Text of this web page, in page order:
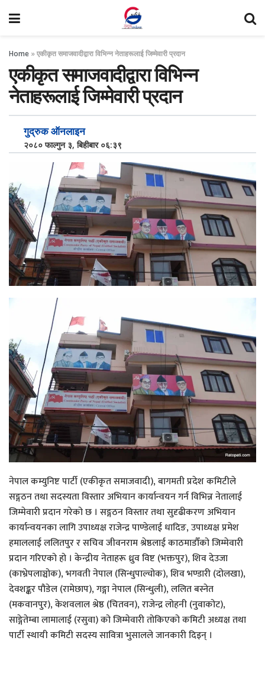
Home »एकीकृत समाजवादीद्वारा विभिन्न नेताहरूलाई जिम्मेवारी प्रदान
एकीकृत समाजवादीद्वारा विभिन्न
नेताहरूलाई जिम्मेवारी प्रदान
गुद्रुक ऑनलाइन
२०८० फाल्गुन ३, बिहीबार ०६:३९
नेपाल कम्युनिष्ट पार्टी (एकीकृत समाजवादी), बागमती प्रदेश कमिटीले
सङ्गठन तथा सदस्यता विस्तार अभियान कार्यान्वयन गर्न विभिन्न नेतालाई
जिम्मेवारी प्रदान गरेको छ । सङ्गठन विस्तार तथा सुदृढीकरण अभियान
कार्यान्वयनका लागि उपाध्यक्ष राजेन्द्र पाण्डेलाई धादिङ, उपाध्यक्ष प्रमेश
हमाललाई ललितपुर र सचिव जीवनराम श्रेष्ठलाई काठमाडौँको जिम्मेवारी
प्रदान गरिएको हो । केन्द्रीय नेताहरू ध्रुव विष्ट (भक्तपुर), शिव देउजा
(काभ्रेपलाञ्चोक), भगवती नेपाल (सिन्धुपाल्चोक), शिव भण्डारी (दोलखा),
देवशङ्कर पौडेल (रामेछाप), गङ्गा नेपाल (सिन्धुली), ललित बस्नेत
(मकवानपुर), केशवलाल श्रेष्ठ (चितवन), राजेन्द्र लोहनी (नुवाकोट),
साङ्गेतेम्बा लामालाई (रसुवा) को जिम्मेवारी तोकिएको कमिटी अध्यक्ष तथा
पार्टी स्थायी कमिटी सदस्य सावित्रा भुसालले जानकारी दिइन् ।